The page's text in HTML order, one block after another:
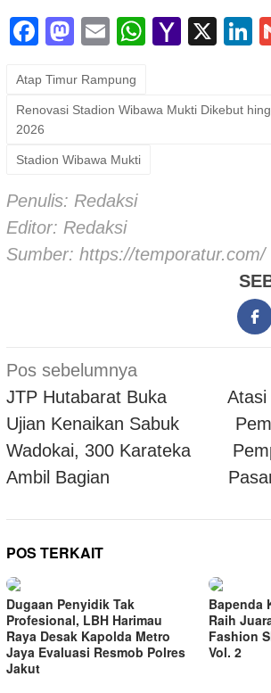
Facebook
Mastodon
Email Yahoo
X
Atap Timur Rampung
Renovasi Stadion Wibawa Mukti Dikebut
2026
Stadion Wibawa Mukti
Penulis: Redaksi
Editor: Redaksi
Sumber: https://temporatur.com/
Navigasi
pos
Pos sebelumnya
JTP Hutabarat Buka
Ujian Kenaikan Sabuk
Wadokai, 300 Karateka
Ambil Bagian
Atasi
POS TERKAIT
Dugaan Penyidik Tak
Profesional, LBH Harimau
Raya Desak Kapolda Metro
Jaya Evaluasi Resmob Polres
Jakut
Bapenda
Raih
Fashion
Vol. 2